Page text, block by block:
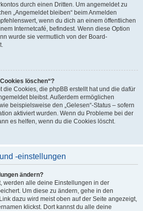
durch einen Dritten. Um angemeldet zu
„Angemeldet bleiben“ beim Anmelden
wenn du dich an einem öffentlichen
Internetcafé, befindest. Wenn diese Option
wurde sie vermutlich von der Board-
löschen“?
die Cookies, die phpBB erstellt hat und die dafür
bleibst. Außerdem ermöglichen
beispielsweise den „Gelesen“-Status – sofern
aktiviert wurden. Wenn du Probleme bei der
es helfen, wenn du die Cookies löscht.
-einstellungen
ändern?
werden alle deine Einstellungen in der
Um diese zu ändern, gehe in den
dazu wird meist oben auf der Seite angezeigt,
klickst. Dort kannst du alle deine